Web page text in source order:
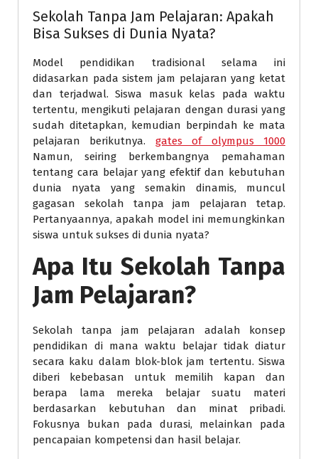
Sekolah Tanpa Jam Pelajaran: Apakah
Bisa Sukses di Dunia Nyata?
Model pendidikan tradisional selama ini
didasarkan pada sistem jam pelajaran yang ketat
dan terjadwal. Siswa masuk kelas pada waktu
tertentu, mengikuti pelajaran dengan durasi yang
sudah ditetapkan, kemudian berpindah ke mata
pelajaran berikutnya. gates of olympus 1000
Namun, seiring berkembangnya pemahaman
tentang cara belajar yang efektif dan kebutuhan
dunia nyata yang semakin dinamis, muncul
gagasan sekolah tanpa jam pelajaran tetap.
Pertanyaannya, apakah model ini memungkinkan
siswa untuk sukses di dunia nyata?
Apa Itu Sekolah Tanpa
Jam Pelajaran?
Sekolah tanpa jam pelajaran adalah konsep
pendidikan di mana waktu belajar tidak diatur
secara kaku dalam blok-blok jam tertentu. Siswa
diberi kebebasan untuk memilih kapan dan
berapa lama mereka belajar suatu materi
berdasarkan kebutuhan dan minat pribadi.
Fokusnya bukan pada durasi, melainkan pada
pencapaian kompetensi dan hasil belajar.